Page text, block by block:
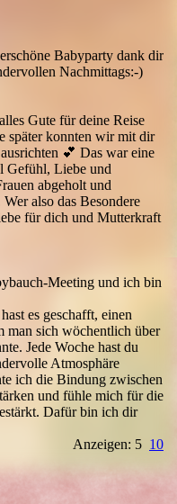
Babyparty dank dir
Nachmittags:-)
Gute für deine Reise
später konnten wir mit dir
💕 Das war eine
Gefühl, Liebe und
abgeholt und
also das Besondere
für dich und Mutterkraft
Meeting und ich bin
es geschafft, einen
man sich wöchentlich über
Jede Woche hast du
Atmosphäre
ich die Bindung zwischen
und fühle mich für die
Dafür bin ich dir
Anzeigen: 5 10